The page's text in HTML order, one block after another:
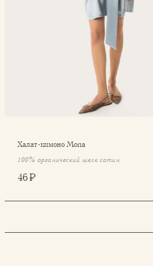
Халат-кимоно Mona
100% органический шелк сатин
46 ₽